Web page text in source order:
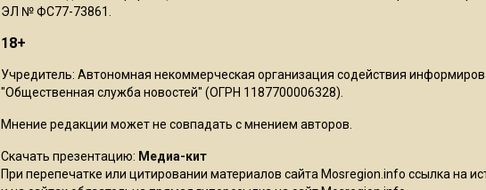
ЭЛ № ФС77-73861.
18+
Учредитель: Автономная некоммерческая организация содействия
"Общественная служба новостей" (ОГРН 1187700006328).
Мнение редакции может не совпадать с мнением авторов.
Скачать презентацию: Медиа-кит
При перепечатке или цитировании материалов сайта Mosregion.info ссылка на